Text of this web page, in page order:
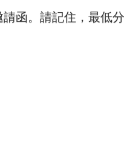
函。請記住，最低